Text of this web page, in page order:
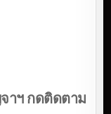
าฯ กดติดตาม